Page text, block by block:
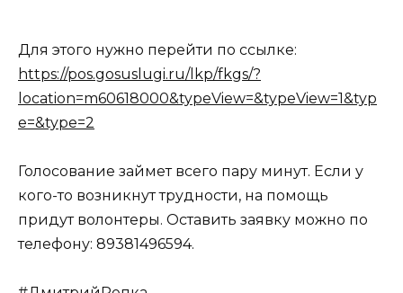
Для этого нужно перейти по ссылке:
https://pos.gosuslugi.ru/lkp/fkgs/?
location=m60618000&typeView=&typeView=1&typ
e=&type=2
Голосование займет всего пару минут. Если у
кого-то возникнут трудности, на помощь
придут волонтеры. Оставить заявку можно по
телефону: 89381496594.